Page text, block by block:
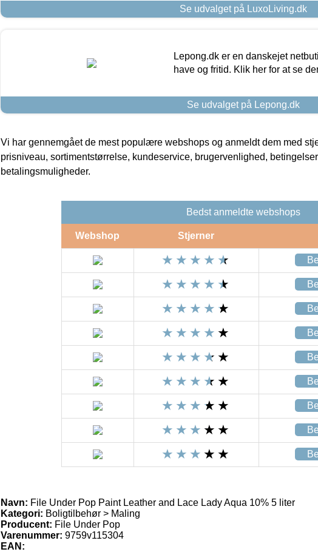
Se udvalget på LuxoLiving.dk
Lepong.dk er en danskejet
have og fritid. Klik her for at se
Se udvalget på Lepong.dk
Vi har gennemgået de mest populære webshops og anmeldt dem med
prisniveau, sortimentstørrelse, kundeservice, brugervenlighed,
betalingsmuligheder.
Bedst anmeldte webshops
Webshop Stjerner
Navn: File Under Pop Paint Leather and Lace Lady Aqua 10% 5 liter
Kategori: Boligtilbehør > Maling
Producent: File Under Pop
Varenummer: 9759v115304
EAN: